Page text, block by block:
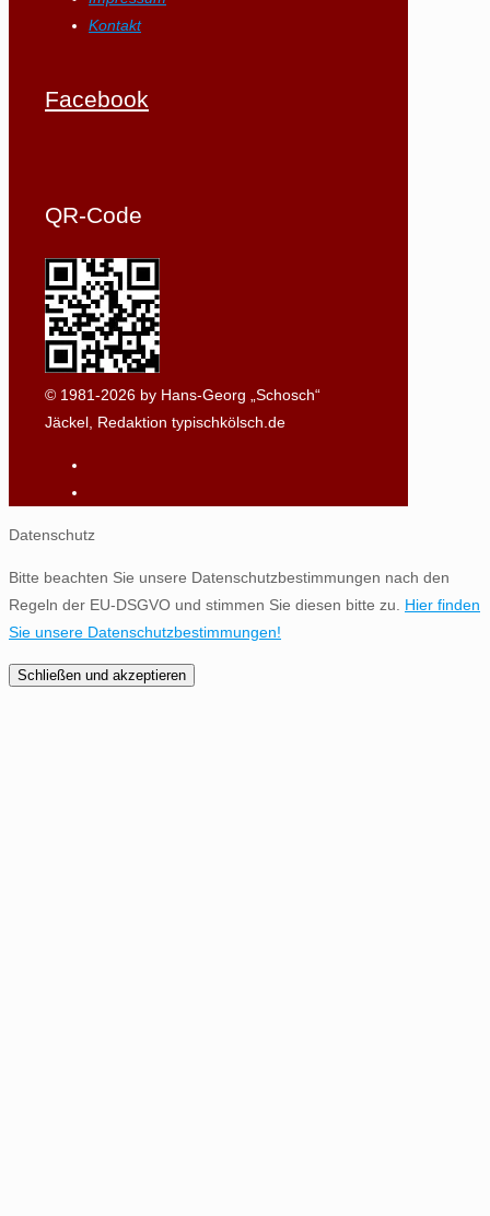
Kontakt
Facebook
QR-Code
© 1981-2026 by Hans-Georg „Schosch“
Jäckel, Redaktion typischkölsch.de
Datenschutz
Bitte beachten Sie unsere Datenschutzbestimmungen nach den
Regeln der EU-DSGVO und stimmen Sie diesen bitte zu. Hier finden
Sie unsere Datenschutzbestimmungen!
Schließen und akzeptieren